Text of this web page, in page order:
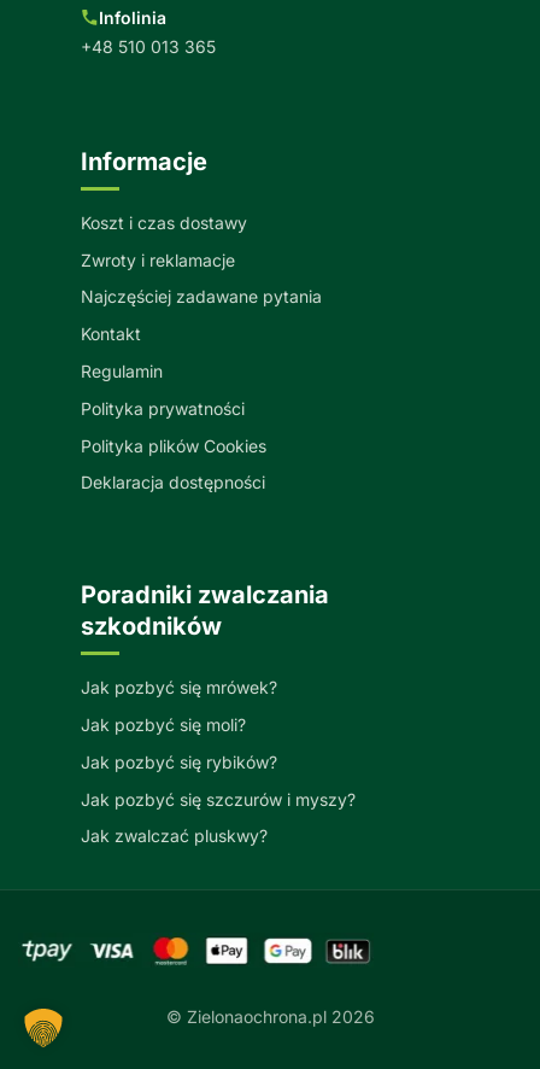
Infolinia
+48 510 013 365
Informacje
Koszt i czas dostawy
Zwroty i reklamacje
Najczęściej zadawane pytania
Kontakt
Regulamin
Polityka prywatności
Polityka plików Cookies
Deklaracja dostępności
Poradniki zwalczania
szkodników
Jak pozbyć się mrówek?
Jak pozbyć się moli?
Jak pozbyć się rybików?
Jak pozbyć się szczurów i myszy?
Jak zwalczać pluskwy?
© Zielonaochrona.pl 2026